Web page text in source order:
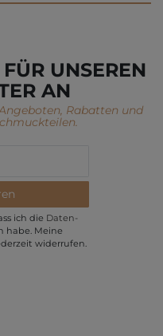
UNSEREN
AN
Rabatten und
ich die Daten­
habe. Meine
widerrufen.